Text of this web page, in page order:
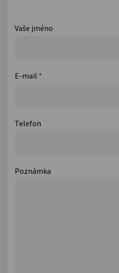
Vaše jméno
E-mail *
Telefon
Poznámka